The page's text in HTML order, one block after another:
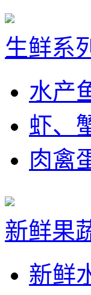
生鲜系
水产
虾、
肉禽
新鲜果
新鲜